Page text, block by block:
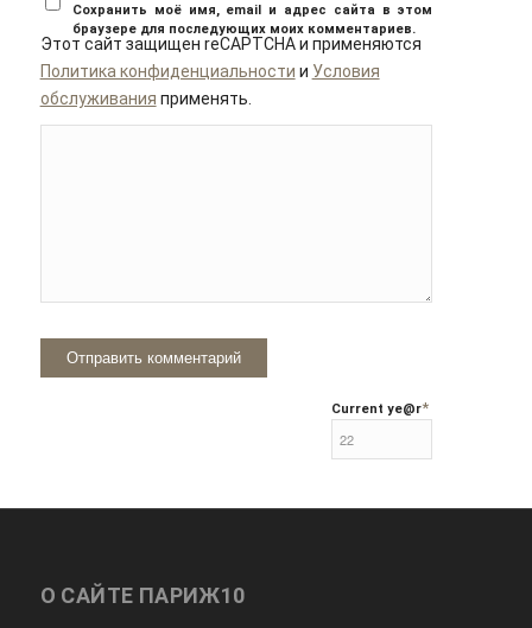
Сохранить моё имя, email и адрес сайта в этом
браузере для последующих моих комментариев.
Этот сайт защищен reCAPTCHA и применяются
Политика конфиденциальности и Условия
обслуживания применять.
Current ye@r*
О САЙТЕ ПАРИЖ10